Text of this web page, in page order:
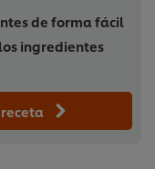
de forma fácil
ingredientes